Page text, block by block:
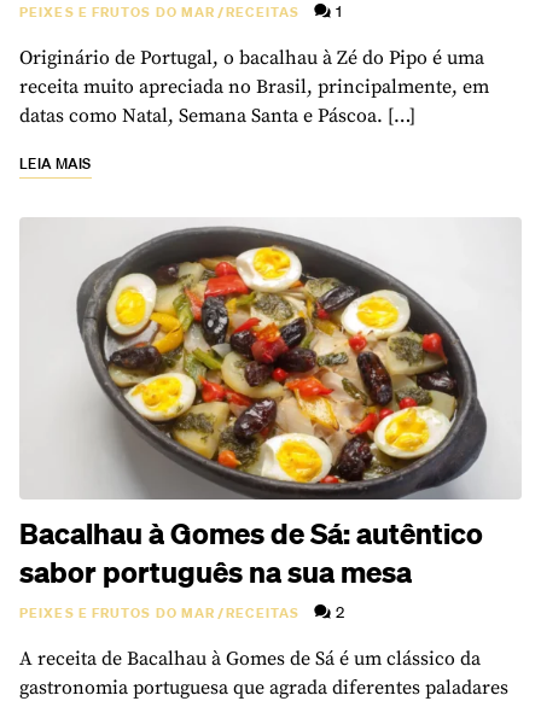
PEIXES E FRUTOS DO MAR/RECEITAS 1
Originário de Portugal, o bacalhau à Zé do Pipo é uma
receita muito apreciada no Brasil, principalmente, em
datas como Natal, Semana Santa e Páscoa. […]
LEIA MAIS
Bacalhau à Gomes de Sá: autêntico
sabor português na sua mesa
PEIXES E FRUTOS DO MAR/RECEITAS 2
A receita de Bacalhau à Gomes de Sá é um clássico da
gastronomia portuguesa que agrada diferentes paladares